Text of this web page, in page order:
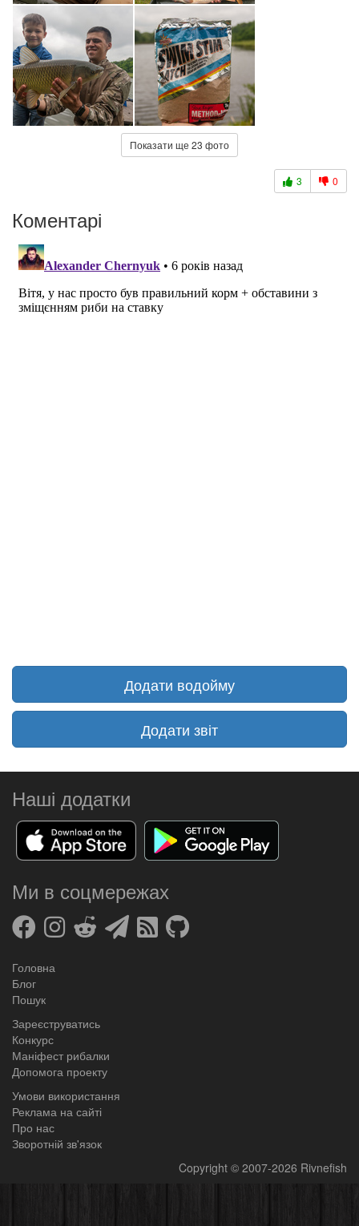
Показати ще 23 фото
3 0
Коментарі
Додати водойму
Додати звіт
Наші додатки
Ми в соцмережах
Головна
Блог
Пошук
Зареєструватись
Конкурс
Маніфест рибалки
Допомога проекту
Умови використання
Реклама на сайті
Про нас
Зворотній зв'язок
Copyright © 2007-2026 Rivnefish